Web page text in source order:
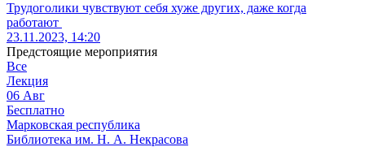
Трудоголики чувствуют себя хуже других, даже когда
работают
23.11.2023, 14:20
Предстоящие мероприятия
Все
Лекция
06 Авг
Бесплатно
Марковская республика
Библиотека им. Н. А. Некрасова